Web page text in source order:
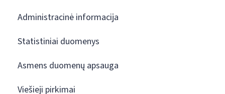
Administracinė informacija
Statistiniai duomenys
Asmens duomenų apsauga
Viešieji pirkimai